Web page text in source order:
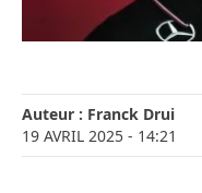
Auteur : Franck Drui
19 AVRIL 2025 - 14:21